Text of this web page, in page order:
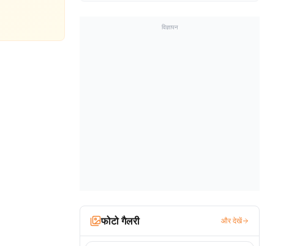
विज्ञापन
फोटो गैलरी और देखें